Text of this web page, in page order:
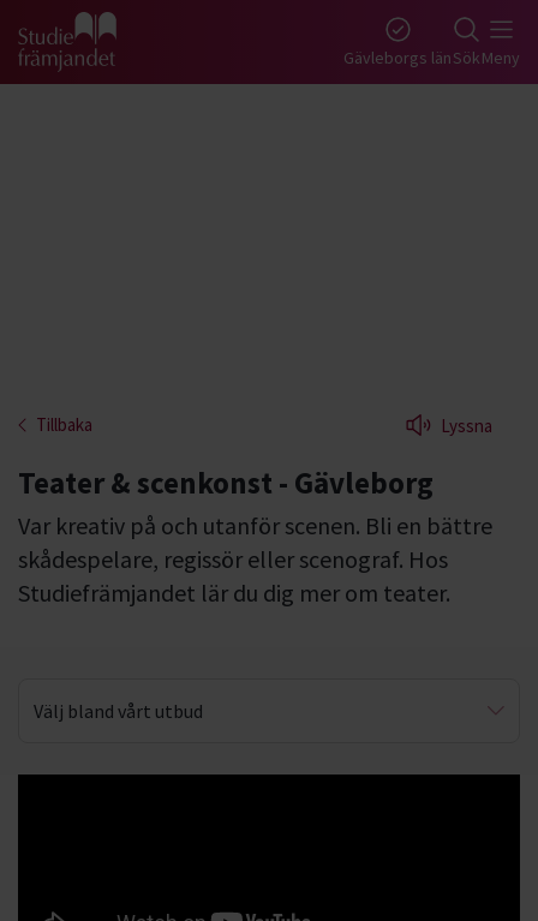
Gå till studiefrämjandets startsida Gävleborgs länSökMeny
Tillbaka Lyssna
Teater & scenkonst - Gävleborg
Var kreativ på och utanför scenen. Bli en bättre
skådespelare, regissör eller scenograf. Hos
Studiefrämjandet lär du dig mer om teater.
Välj bland vårt utbud